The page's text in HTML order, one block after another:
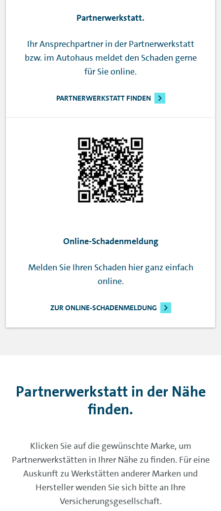
Partnerwerkstatt.
Ihr Ansprechpartner in der Partnerwerkstatt
bzw. im Autohaus meldet den Schaden gerne
für Sie online.
PARTNERWERKSTATT FINDEN
Online-Schadenmeldung
Melden Sie Ihren Schaden hier ganz einfach
online.
ZUR ONLINE-SCHADENMELDUNG
Partnerwerkstatt in der Nähe
finden.
Klicken Sie auf die gewünschte Marke, um
Partnerwerkstätten in Ihrer Nähe zu finden. Für eine
Auskunft zu Werkstätten anderer Marken und
Hersteller wenden Sie sich bitte an Ihre
Versicherungsgesellschaft.